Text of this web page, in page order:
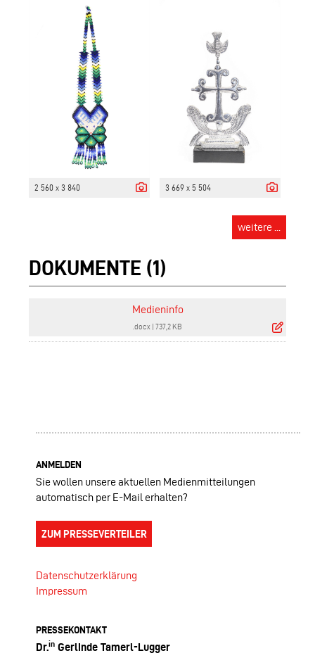
2 560 x 3 840 3 669 x 5 504
weitere ...
DOKUMENTE (1)
Medieninfo
.docx 737,2 KB
ANMELDEN
Sie wollen unsere aktuellen Medienmitteilungen
automatisch per E-Mail erhalten?
ZUM PRESSEVERTEILER
Datenschutzerklärung
Impressum
PRESSEKONTAKT
Dr.in Gerlinde Tamerl-Lugger